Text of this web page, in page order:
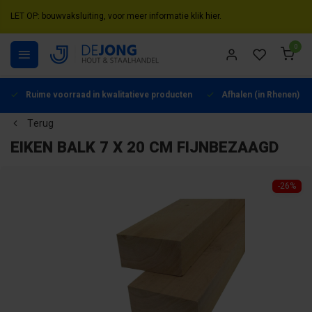
LET OP: bouwvaksluiting, voor meer informatie klik hier.
0
Ruime voorraad in kwalitatieve producten Afhalen (in Rhenen)
Terug
EIKEN BALK 7 X 20 CM FIJNBEZAAGD
-26%